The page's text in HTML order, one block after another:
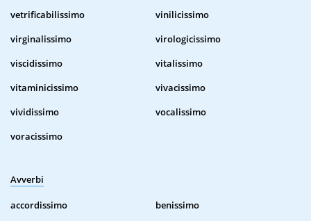
vetrificabilissimo
vinilicissimo
virginalissimo
virologicissimo
viscidissimo
vitalissimo
vitaminicissimo
vivacissimo
vividissimo
vocalissimo
voracissimo
Avverbi
accordissimo
benissimo